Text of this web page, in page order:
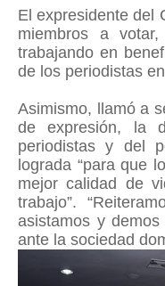
El expresidente del
miembros a
trabajando en
de los periodistas
Asimismo, llamó a
de expresión, la
periodistas y del
lograda “para que
mejor calidad de
trabajo”.
asistamos y
ante la sociedad